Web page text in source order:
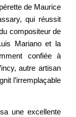
de Maurice
qui réussit
compositeur de
Mariano et la
confiée à
autre artisan
l’irremplaçable
une excellente